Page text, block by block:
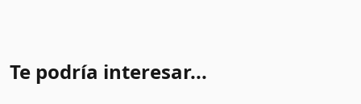
Te podría interesar...